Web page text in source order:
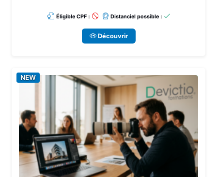
Éligible CPF : Distanciel possible :
Découvrir
NEW